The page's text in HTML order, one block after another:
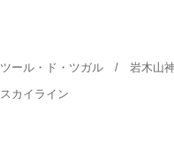
ツール・ド・ツガル / 岩木山
スカイライン